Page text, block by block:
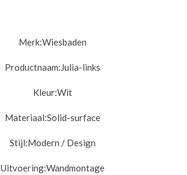
Merk:Wiesbaden
Productnaam:Julia-links
Kleur:Wit
Materiaal:Solid-surface
Stijl:Modern / Design
Uitvoering:Wandmontage